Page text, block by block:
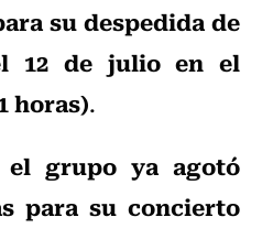
su despedida de
12 de julio en el
horas).
el grupo ya agotó
para su concierto